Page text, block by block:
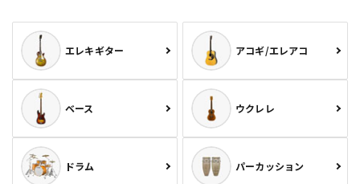
エレキギター アコギ/エレアコ
ベース ウクレレ
ドラム パーカッション